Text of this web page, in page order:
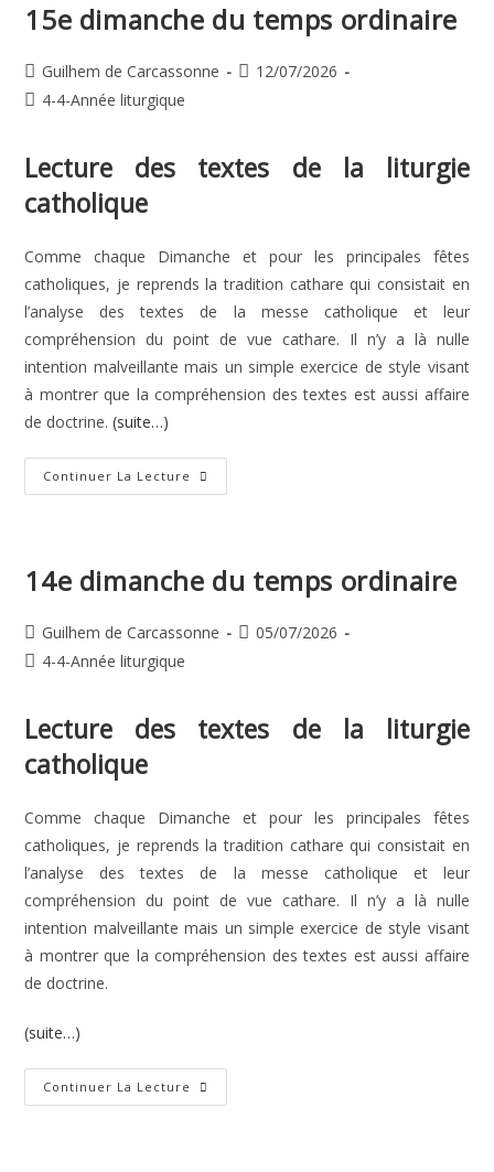
15e dimanche du temps ordinaire
Auteur/autrice
de
Guilhem de Carcassonne
Publication
12/07/2026
Post4-4-Année liturgique
Lecture des textes de la liturgie
catholique
Comme chaque Dimanche et pour les principales fêtes
catholiques, je reprends la tradition cathare qui consistait en
l’analyse des textes de la messe catholique et leur
compréhension du point de vue cathare. Il n’y a là nulle
intention malveillante mais un simple exercice de style visant
à montrer que la compréhension des textes est aussi affaire
de doctrine.(suite…)
Continuer La Lecture 15e
Dimanche
14e dimanche du temps ordinaire
Auteur/autrice
de
Guilhem de Carcassonne
Publication
05/07/2026
Post4-4-Année liturgique
Lecture des textes de la liturgie
catholique
Comme chaque Dimanche et pour les principales fêtes
catholiques, je reprends la tradition cathare qui consistait en
l’analyse des textes de la messe catholique et leur
compréhension du point de vue cathare. Il n’y a là nulle
intention malveillante mais un simple exercice de style visant
à montrer que la compréhension des textes est aussi affaire
de doctrine.
(suite…)
Continuer La Lecture 14e
Dimanche